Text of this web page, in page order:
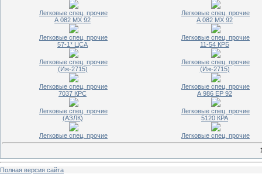
Легковые спец. прочие
Легковые спец. прочие
А 082 МХ 92
Легковые спец. прочие
А 082 МХ 92
Легковые спец. прочие
57-1* ЦСА
Легковые спец. прочие
11-54 КРБ
Легковые спец. прочие
(Иж-2715)
Легковые спец. прочие
(Иж-2715)
Легковые спец. прочие
7037 КРС
Легковые спец. прочие
А 986 ЕР 92
Легковые спец. прочие
(АЗЛК)
Легковые спец. прочие
5120 КРА
Легковые спец. прочие
Полная версия сайта